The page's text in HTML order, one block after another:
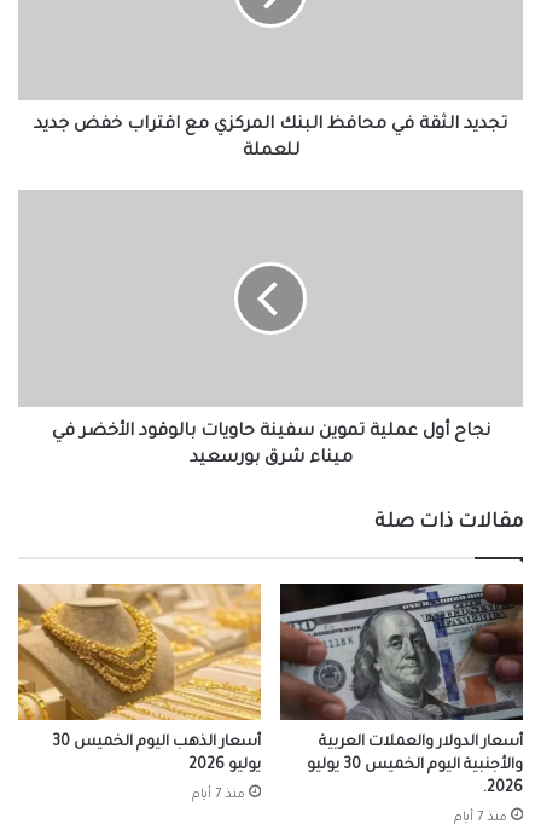
خفض
جديد
تجديد الثقة في محافظ البنك المركزي مع اقتراب خفض جديد
للعملة
في
نجاح أول عملية تموين سفينة حاويات بالوقود الأخضر في
ميناء شرق بورسعيد
مقالات ذات صلة
أسعار الدولار والعملات العربية
والأجنبية اليوم الخميس 30 يوليو
2026.
منذ 7 أيام
أسعار الذهب اليوم الخميس 30
يوليو 2026
منذ 7 أيام